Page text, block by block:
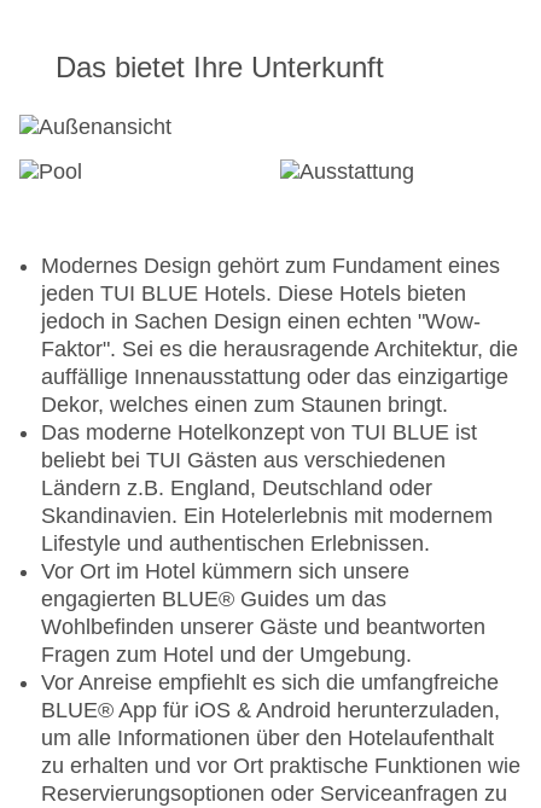
Das bietet Ihre Unterkunft
Modernes Design gehört zum Fundament eines
jeden TUI BLUE Hotels. Diese Hotels bieten
jedoch in Sachen Design einen echten "Wow-
Faktor". Sei es die herausragende Architektur, die
auffällige Innenausstattung oder das einzigartige
Dekor, welches einen zum Staunen bringt.
Das moderne Hotelkonzept von TUI BLUE ist
beliebt bei TUI Gästen aus verschiedenen
Ländern z.B. England, Deutschland oder
Skandinavien. Ein Hotelerlebnis mit modernem
Lifestyle und authentischen Erlebnissen.
Vor Ort im Hotel kümmern sich unsere
engagierten BLUE® Guides um das
Wohlbefinden unserer Gäste und beantworten
Fragen zum Hotel und der Umgebung.
Vor Anreise empfiehlt es sich die umfangfreiche
BLUE® App für iOS & Android herunterzuladen,
um alle Informationen über den Hotelaufenthalt
zu erhalten und vor Ort praktische Funktionen wie
Reservierungsoptionen oder Serviceanfragen zu